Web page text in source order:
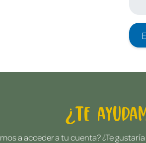
¿Te
a acceder a tu cuenta? ¿Te